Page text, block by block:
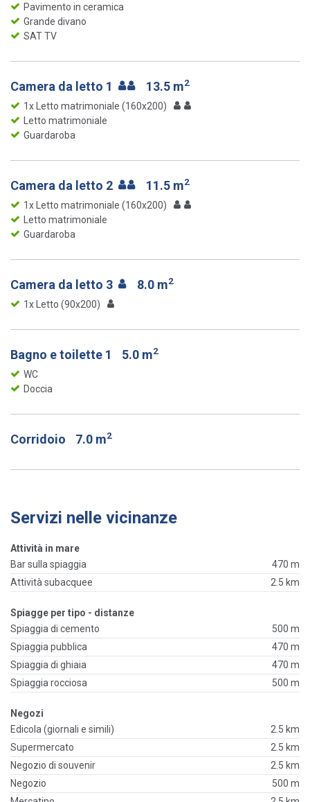
Pavimento in ceramica
Grande divano
SAT TV
Camera da letto 1 13.5 m2
1x Letto matrimoniale (160x200)
Letto matrimoniale
Guardaroba
Camera da letto 2 11.5 m2
1x Letto matrimoniale (160x200)
Letto matrimoniale
Guardaroba
Camera da letto 3 8.0 m2
1x Letto (90x200)
Bagno e toilette 1 5.0 m2
WC
Doccia
Corridoio 7.0 m2
Servizi nelle vicinanze
Attività in mare
Bar sulla spiaggia
470 m
Attività subacquee
2.5 km
Spiagge per tipo - distanze
Spiaggia di cemento
500 m
Spiaggia pubblica
470 m
Spiaggia di ghiaia
470 m
Spiaggia rocciosa
500 m
Negozi
Edicola (giornali e simili)
2.5 km
Supermercato
2.5 km
Negozio di souvenir
2.5 km
Negozio
500 m